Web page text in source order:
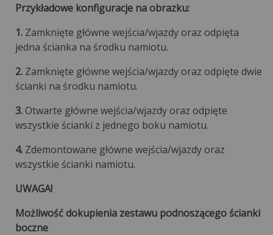
Przykładowe konfiguracje na obrazku:
1. Zamknięte główne wejścia/wjazdy oraz odpięta
jedna ścianka na środku namiotu.
2. Zamknięte główne wejścia/wjazdy oraz odpięte dwie
ścianki na środku namiotu.
3.Otwarte główne wejścia/wjazdy oraz odpięte
wszystkie ścianki z jednego boku namiotu.
4. Zdemontowane główne wejścia/wjazdy oraz
wszystkie ścianki namiotu.
UWAGA!
Możliwość dokupienia zestawu podnoszącego ścianki
boczne